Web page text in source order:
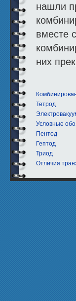
нашли
вместе
них
Тетрод
Условные
Пентод
Гептод
Триод
Отличия